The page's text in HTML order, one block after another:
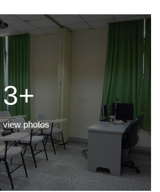
3+
view photos